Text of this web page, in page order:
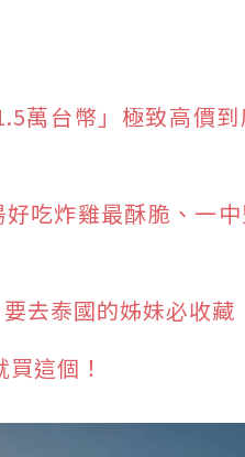
萬台幣」極致高價
吃炸雞最酥脆、一
去泰國的姊妹必收藏
這個！